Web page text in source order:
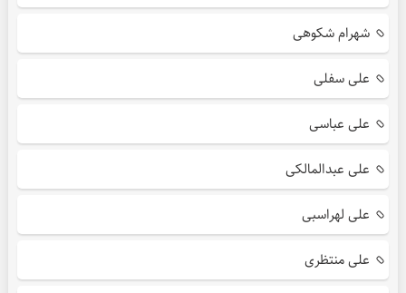
شهرام شکوهی
علی سفلی
علی عباسی
علی عبدالمالکی
علی لهراسبی
علی منتظری